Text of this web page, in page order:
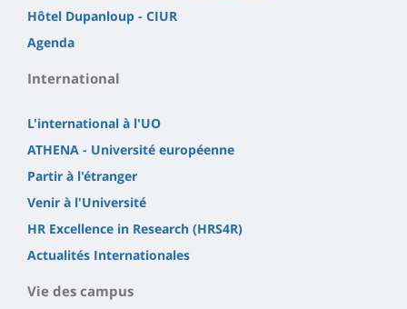
Hôtel Dupanloup - CIUR
Agenda
International
L'international à l'UO
ATHENA - Université européenne
Partir à l'étranger
Venir à l'Université
HR Excellence in Research (HRS4R)
Actualités Internationales
Vie des campus